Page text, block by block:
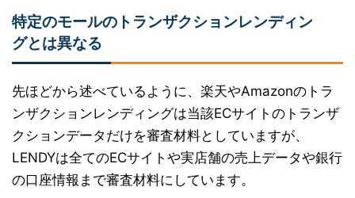
特定のモールのトランザクションレンディン
グとは異なる
先ほどから述べているように、楽天やAmazonのトラ
ンザクションレンディングは当該ECサイトのトランザ
クションデータだけを審査材料としていますが、
LENDYは全てのECサイトや実店舗の売上データや銀行
の口座情報まで審査材料にしています。